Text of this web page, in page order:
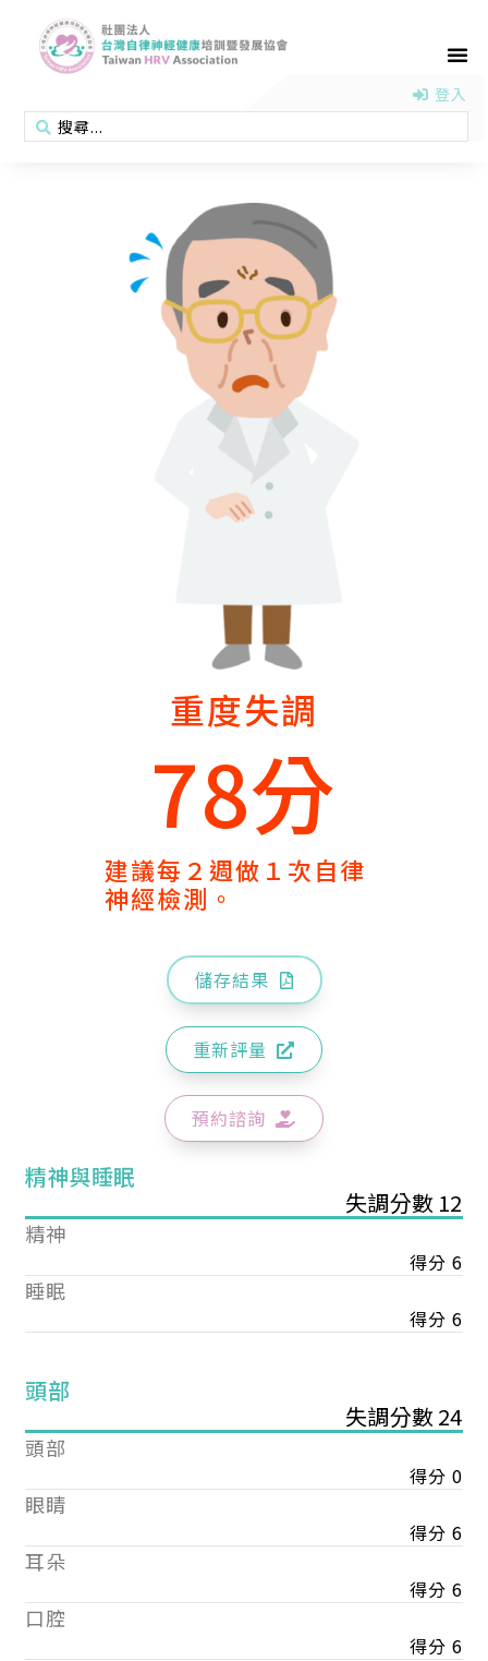
登入
重度失調
78分
建議每２週做１次自律
神經檢測。
儲存結果
重新評量
預約諮詢
精神與睡眠
失調分數 12
精神
得分 6
睡眠
得分 6
頭部
失調分數 24
頭部
得分 0
眼睛
得分 6
耳朵
得分 6
口腔
得分 6